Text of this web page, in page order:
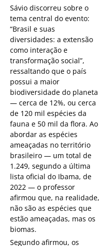
Sávio discorreu sobre o
tema central do evento:
“Brasil e suas
diversidades: a extensão
como interação e
transformação social”,
ressaltando que o país
possui a maior
biodiversidade do planeta
— cerca de 12%, ou cerca
de 120 mil espécies da
fauna e 50 mil da flora. Ao
abordar as espécies
ameaçadas no território
brasileiro — um total de
1.249, segundo a última
lista oficial do Ibama, de
2022 — o professor
afirmou que, na realidade,
não são as espécies que
estão ameaçadas, mas os
biomas.
Segundo afirmou, os